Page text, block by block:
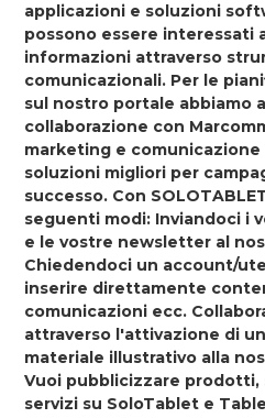
applicazioni e soluzioni
possono essere interessati
informazioni attraverso
comunicazionali. Per le
sul nostro portale abbiamo
collaborazione con
marketing e
soluzioni migliori per
successo. Con
seguenti modi: Inviandoci i
e le vostre newsletter al
Chiedendoci un account/
inserire direttamente
comunicazioni ecc.
attraverso l'attivazione di
materiale illustrativo alla
Vuoi pubblicizzare prodotti,
servizi su SoloTablet e